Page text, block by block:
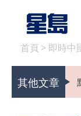
首頁 > 即時中
其他文章